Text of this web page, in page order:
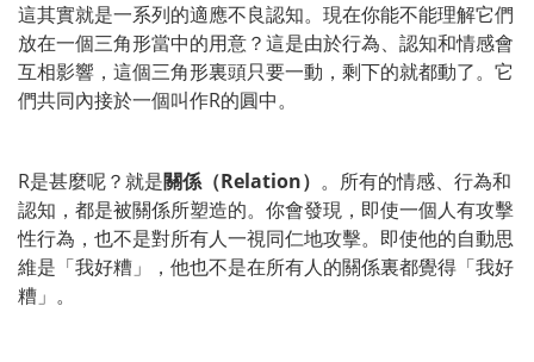
這其實就是一系列的適應不良認知。現在你能不能理解它們
放在一個三角形當中的用意？這是由於行為、認知和情感會
互相影響，這個三角形裏頭只要一動，剩下的就都動了。它
們共同內接於一個叫作R的圓中。
R是甚麼呢？就是關係（Relation） 。所有的情感、行為和
認知，都是被關係所塑造的。你會發現，即使一個人有攻擊
性行為，也不是對所有人一視同仁地攻擊。即使他的自動思
維是「我好糟」，他也不是在所有人的關係裏都覺得「我好
糟」。